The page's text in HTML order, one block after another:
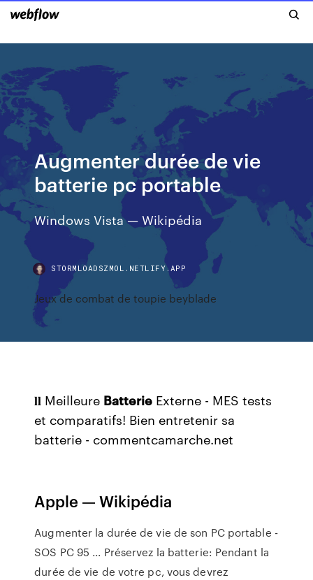
Augmenter durée de vie
batterie pc portable
Windows Vista — Wikipédia
STORMLOADSZMOL.NETLIFY.APP
Jeux de combat de toupie beyblade
𝐥𝐥 Meilleure Batterie Externe - MES tests
et comparatifs! Bien entretenir sa
batterie - commentcamarche.net
Apple — Wikipédia
Augmenter la durée de vie de son PC portable -
SOS PC 95 ... Préservez la batterie: Pendant la
durée de vie de votre pc, vous devrez